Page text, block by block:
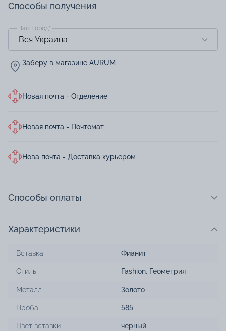
Способы получения
Ваш город*
Заберу в магазине AURUM
Новая почта - Отделение
Новая почта - Почтомат
Нова почта - Доставка курьером
Способы оплаты
Характеристики
Вставка Фианит
Стиль Fashion, Геометрия
Металл Золото
Проба 585
Цвет вставки черный